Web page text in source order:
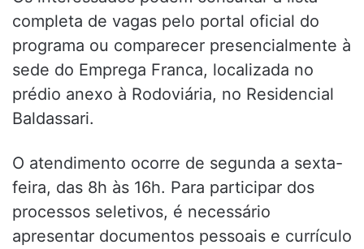
completa de vagas pelo portal oficial do
programa ou comparecer presencialmente à
sede do Emprega Franca, localizada no
prédio anexo à Rodoviária, no Residencial
Baldassari.
O atendimento ocorre de segunda a sexta-
feira, das 8h às 16h. Para participar dos
processos seletivos, é necessário
apresentar documentos pessoais e currículo